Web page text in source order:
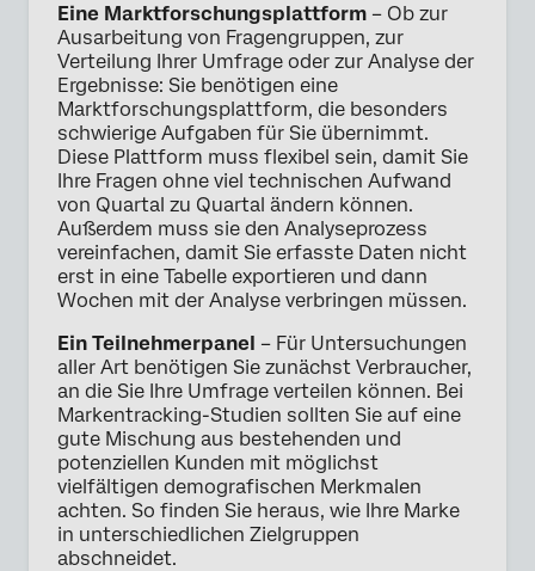
Eine Marktforschungsplattform – Ob zur
Ausarbeitung von Fragengruppen, zur
Verteilung Ihrer Umfrage oder zur Analyse der
Ergebnisse: Sie benötigen eine
Marktforschungsplattform, die besonders
schwierige Aufgaben für Sie übernimmt.
Diese Plattform muss flexibel sein, damit Sie
Ihre Fragen ohne viel technischen Aufwand
von Quartal zu Quartal ändern können.
Außerdem muss sie den Analyseprozess
vereinfachen, damit Sie erfasste Daten nicht
erst in eine Tabelle exportieren und dann
Wochen mit der Analyse verbringen müssen.
Ein Teilnehmerpanel – Für Untersuchungen
aller Art benötigen Sie zunächst Verbraucher,
an die Sie Ihre Umfrage verteilen können. Bei
Markentracking-Studien sollten Sie auf eine
gute Mischung aus bestehenden und
potenziellen Kunden mit möglichst
vielfältigen demografischen Merkmalen
achten. So finden Sie heraus, wie Ihre Marke
in unterschiedlichen Zielgruppen
abschneidet.